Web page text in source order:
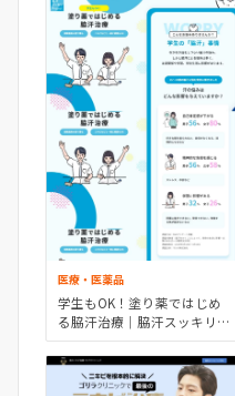
医療・医薬品
学生もOK！塗り薬ではじめ
る脇汗治療｜脇汗スッキリ
Project｜製薬会社のマルホ